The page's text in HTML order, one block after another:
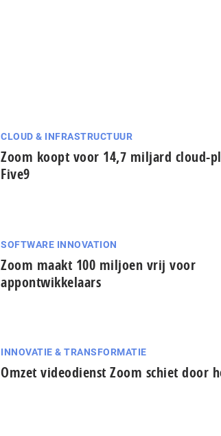
CLOUD & INFRASTRUCTUUR
Zoom koopt voor 14,7 miljard cloud-
Five9
SOFTWARE INNOVATION
Zoom maakt 100 miljoen vrij voor
appontwikkelaars
INNOVATIE & TRANSFORMATIE
Omzet videodienst Zoom schiet door